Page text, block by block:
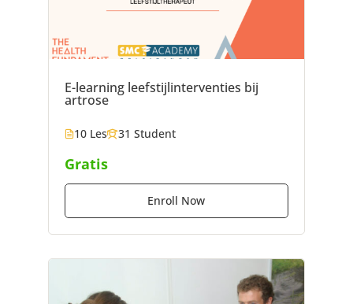
E-learning leefstijlinterventies bij
artrose
10 Les 31 Student
Gratis
Enroll Now